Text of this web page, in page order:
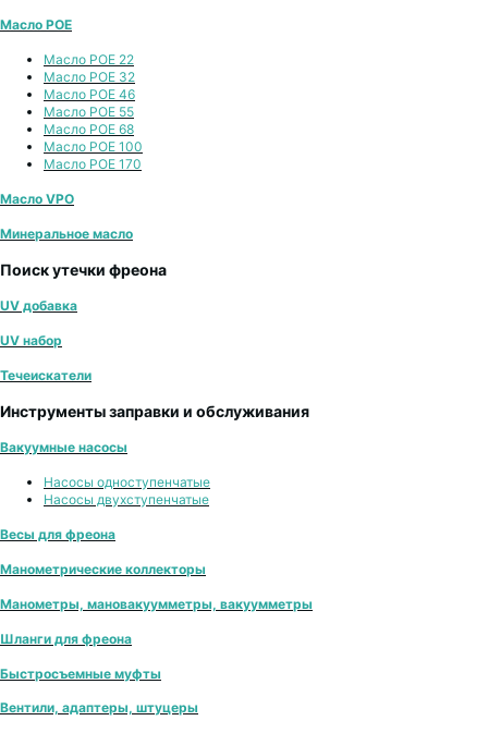
Масло POE
Масло POE 22
Масло POE 32
Масло POE 46
Масло POE 55
Масло POE 68
Масло POE 100
Масло POE 170
Масло VPO
Минеральное масло
Поиск утечки фреона
UV добавка
UV набор
Течеискатели
Инструменты заправки и обслуживания
Вакуумные насосы
Насосы одноступенчатые
Насосы двухступенчатые
Весы для фреона
Манометрические коллекторы
Манометры, мановакуумметры, вакуумметры
Шланги для фреона
Быстросъемные муфты
Вентили, адаптеры, штуцеры